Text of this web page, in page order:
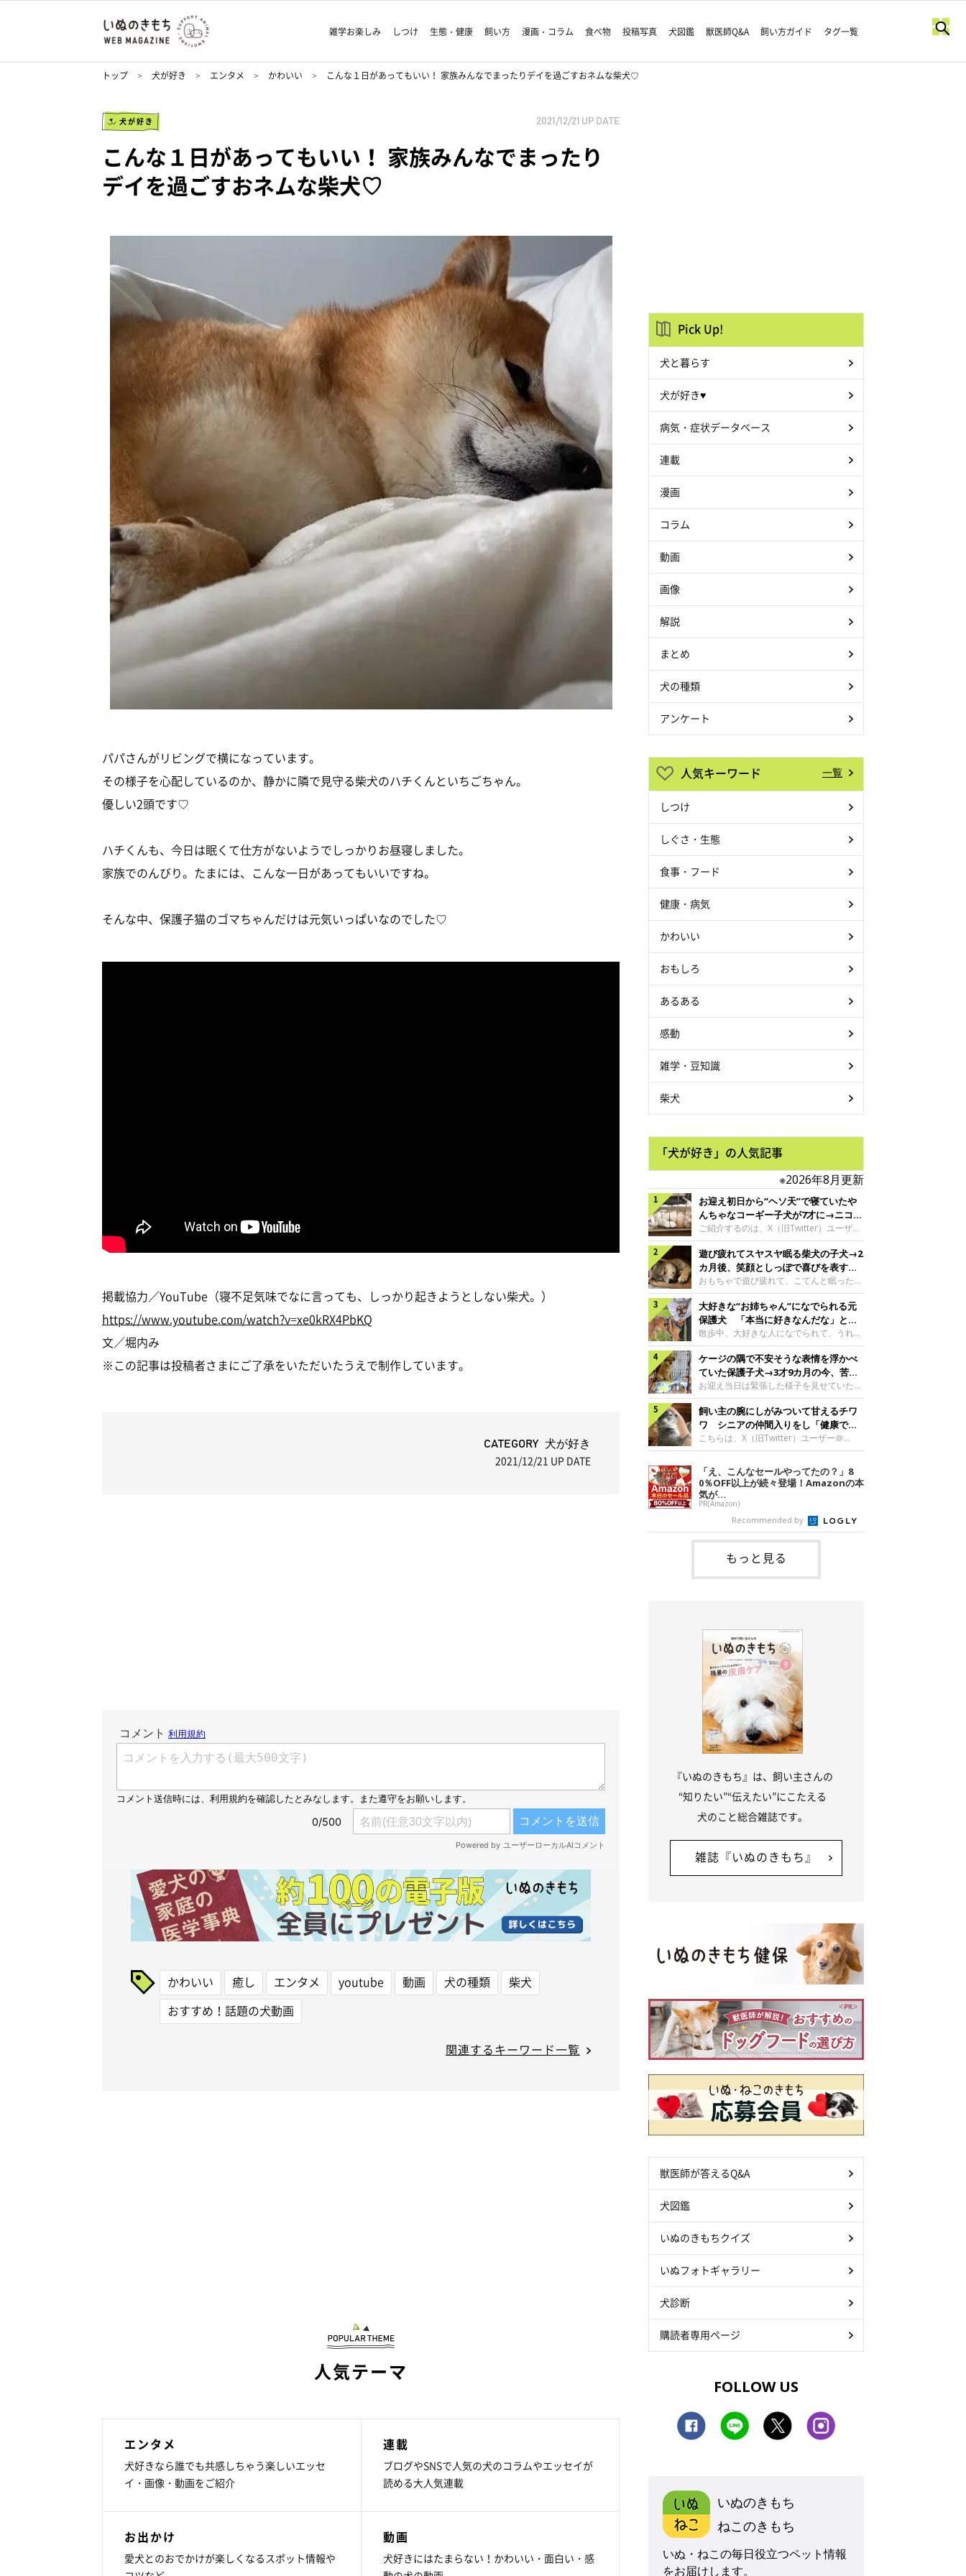
雑学お楽しみ しつけ 生態・健康 飼い方 漫画・コラム 食べ物 投稿写真 犬図鑑 獣医師Q&A 飼い方ガイド タグ一覧
トップ 犬が好き エンタメ かわいい こんな１日があってもいい！ 家族みんなでまったりデイを過ごすおネムな柴犬♡
犬が好き 2021/12/21 UP DATE
こんな１日があってもいい！ 家族みんなでまったり
デイを過ごすおネムな柴犬♡
パパさんがリビングで横になっています。
その様子を心配しているのか、静かに隣で見守る柴犬のハチくんといちごちゃん。
優しい2頭です♡
ハチくんも、今日は眠くて仕方がないようでしっかりお昼寝しました。
家族でのんびり。たまには、こんな一日があってもいいですね。
そんな中、保護子猫のゴマちゃんだけは元気いっぱいなのでした♡
掲載協力／YouTube（寝不足気味でなに言っても、しっかり起きようとしない柴犬。）
https://www.youtube.com/watch?v=xe0kRX4PbKQ
文／堀内み
※この記事は投稿者さまにご了承をいただいたうえで制作しています。
CATEGORY 犬が好き
2021/12/21 UP DATE
かわいい 癒し エンタメ youtube 動画 犬の種類
柴犬
おすすめ！話題の犬動画
関連するキーワード一覧
人気テーマ
エンタメ
犬好きなら誰でも共感しちゃう楽しいエッセ
イ・画像・動画をご紹介
連載
ブログやSNSで人気の犬のコラムやエッセイが
読める大人気連載
お出かけ
愛犬とのおでかけが楽しくなるスポット情報や
動画
犬好きにはたまらない！かわいい・面白い・感
Pick Up!
犬と暮らす
犬が好き♥
病気・症状データベース
連載
漫画
コラム
動画
画像
解説
まとめ
犬の種類
アンケート
人気キーワード 一覧
しつけ
しぐさ・生態
食事・フード
健康・病気
かわいい
おもしろ
あるある
感動
雑学・豆知識
柴犬
「犬が好き」の人気記事
※2026年8月更新
お迎え初日から“ヘソ天”で寝ていたや
んちゃなコーギー子犬が7才に→ニコニ
コ“コーギースマイル”が魅力のコに成
長！
ご紹介するのは、X（旧Twitter）ユーザー
＠Kus1oKg2vsgdWS2さんの愛犬でウェル
シュ・コーギー・ペンブロークの神楽ちゃ
ん。今年の8月で7才になるという神楽ちゃ
んですが、いったいどんな子犬時代を過ご
したのでしょうか。今回は、神楽ちゃんの
成長を飼い主さんと振り返ります！神楽ち
ゃんの成長について聞いた！お迎えから数
日後の神楽ちゃん（撮影時生後2カ月）＠
Kus1oKg2vsgdWS2――お迎え当初の神楽
ちゃんの様子について教えてください。飼
い主さん： 「お迎え当日から“ヘソ天”で寝
るようなコでし
遊び疲れてスヤスヤ眠る柴犬の子犬→2
カ月後、笑顔としっぽで喜びを表すコ
に成長！
おもちゃで遊び疲れて、こてんと眠った子
犬。あれから2カ月、表情や行動にさまざ
まな変化が見られるようになりました。遊
び疲れて眠る生後2カ月のなっちゃん遊び
疲れた様子のなっちゃん。@Pkndg_紹介
するのは、X（旧Twitter）ユーザー
@Pkndg_さんの愛犬・なっちゃん（取材
時、生後4カ月／柴犬）。こちらの写真
は、なっちゃんが生後2カ月のころに撮影
された一枚です。この日、なっちゃんは家
族と一緒におもちゃで遊んでいました。た
くさん遊んで疲れたのか、その後は眠り始
めたそうです。眠るなっちゃん。
@Pkndg_
大好きな“お姉ちゃん”になでられる元
保護犬 「本当に好きなんだな」と感
じる表情にほっこり
散歩中、大好きな人になでられて、うれし
そうな表情を見せる元保護犬。甘えるよう
な姿に、見ているこちらまでほっこりしま
す。大好きな“お姉ちゃん”に甘える小次郎
くん妹さんになでてもらい、うれしそうな
表情を見せる小次郎くん（2026年6月撮
影）。@mika_Jimmy紹介するのは、X（旧
Twitter）ユーザー@mika_Jimmyさんの愛
犬・小次郎くん（撮影時5才）。こちら
は、飼い主さんの妹さんと一緒に散歩をし
日、飼い主さんは実家から自宅へ帰る途
中、妹さんと公園で待ち合わせ
ケージの隅で不安そうな表情を浮かべ
ていた保護子犬→3才9カ月の今、苦手
を克服し頼もしいコに成長！
お迎え当日は緊張した様子を見せていた元
野犬の保護子犬。あれから約3年半、苦手
だったことを一つひとつ克服し、家族に寄
り添う姿を見せています。お迎え当日、ケ
ージの隅で不安そうにお迎え当日のシルビ
アちゃん。@nemonemotos今回紹介する
@nemonemotosさんの愛犬・シルビアち
ゃん（撮影当時、生後推定2カ月）。飼い
主さんが「#最初に撮った一枚」として投
稿した写真には、ケージの隅で不安そうな
表情を浮かべるシルビアちゃんの姿が写っ
ていました。こちらは、保護犬だったシル
飼い主の腕にしがみついて甘えるチワ
ワ シニアの仲間入りをし「健康で穏
やかな暮らしが続いてほしい」と願う
こちらは、X（旧Twitter）ユーザー＠
kotubusuke617さんが投稿した写真。写
っているのは、愛犬でチワワのつぶしゃん
（本名：こつぶちゃん）です。飼い主さん
の腕にしがみつくつぶしゃん（撮影時6
才）＠kotubusuke617撮影当時の状況に
ついて伺うと、飼い主さんはこう教えてく
れました。飼い主さん： 「ある休日のこ
とです。私がソファに座った途端にひざの
上にのってきたので、そのままなでながら
テレビを見ていたのですが、微動だにしな
いので気になって見てみると、腕にしがみ
「え、こんなセールやってたの？」8
0％OFF以上が続々登場！Amazonの本
気が...
PR(Amazon)
Recommended by
もっと見る
『いぬのきもち』は、飼い主さんの
“知りたい”“伝えたい”にこたえる
犬のこと総合雑誌です。
雑誌『いぬのきもち』
獣医師が答えるQ&A
犬図鑑
いぬのきもちクイズ
いぬフォトギャラリー
犬診断
購読者専用ページ
FOLLOW US
いぬのきもち
ねこのきもち
いぬ・ねこの毎日役立つペット情報
をお届けします。